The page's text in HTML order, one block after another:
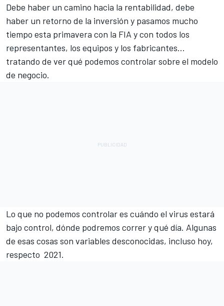
Debe haber un camino hacia la rentabilidad, debe
haber un retorno de la inversión y pasamos mucho
tiempo esta primavera con la FIA y con todos los
representantes, los equipos y los fabricantes...
tratando de ver qué podemos controlar sobre el modelo
de negocio.
Lo que no podemos controlar es cuándo el virus estará
bajo control, dónde podremos correr y qué día. Algunas
de esas cosas son variables desconocidas, incluso hoy,
respecto 2021.